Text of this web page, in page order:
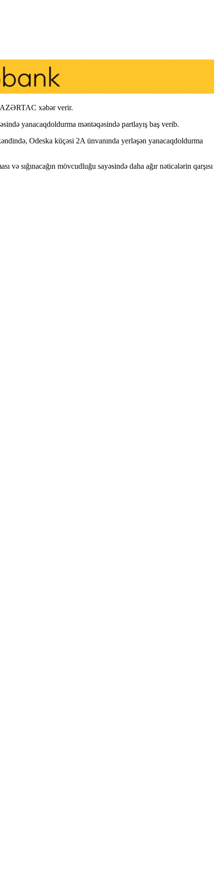
AZƏRTAC xəbər verir.
yanacaqdoldurma məntəqəsində partlayış baş verib.
Odeska küçəsi 2A ünvanında yerləşən yanacaqdoldurma
sığınacağın mövcudluğu sayəsində daha ağır nəticələrin qarşısı